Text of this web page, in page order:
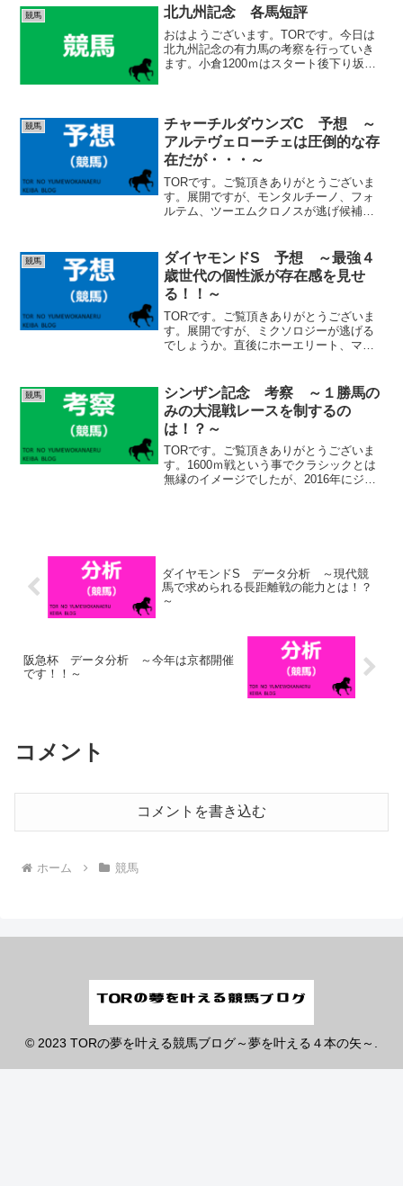
きています。誠にありがとうございま
す。実は今のブログ運営に...
競馬 北九州記念 各馬短評
おはようございます。TORです。今日は
北九州記念の有力馬の考察を行っていき
ます。小倉1200ｍはスタート後下り坂に
しなくて大丈夫です...
競馬
チャーチルダウンズC 予想 ～
アルテヴェローチェは圧倒的な存
在だが・・・～
TORです。ご覧頂きありがとうございま
す。展開ですが、モンタルチーノ、フォ
ルテム、ツーエムクロノスが逃げ候補で
競馬になりそうです。有力どころはいず
れも急いで前を捕まえに...
競馬
ダイヤモンドS 予想 ～最強４
歳世代の個性派が存在感を見せ
る！！～
TORです。ご覧頂きありがとうございま
す。展開ですが、ミクソロジーが逃げる
でしょうか。直後にホーエリート、マイ
は初になりますが、札幌2600ｍをこなし
ていれば、特に心...
競馬
シンザン記念 考察 ～１勝馬の
みの大混戦レースを制するの
は！？～
TORです。ご覧頂きありがとうございま
す。1600ｍ戦という事でクラシックとは
無縁のイメージでしたが、2016年にジュ
ダイヤモンドS データ分析 ～現代競
馬で求められる長距離戦の能力とは！？
～
阪急杯 データ分析 ～今年は京都開催
です！！～
コメント
コメントを書き込む
ホーム 競馬
© 2023 TORの夢を叶える競馬ブログ～夢を叶える４本の矢～.